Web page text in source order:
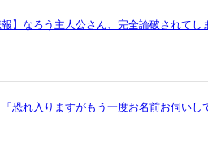
報】なろう主人公さん、完全論破されてし
「恐れ入りますがもう一度お名前お伺い